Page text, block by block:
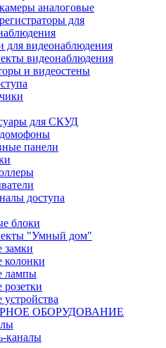
аналоговые
для
для видеонаблюдения
видеонаблюдения
и видеостены
для СКУД
панели
доступа
блоки
"Умный дом"
лампы
ОБОРУДОВАНИЕ
каналы